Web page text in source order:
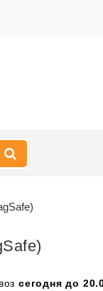
сегодня до